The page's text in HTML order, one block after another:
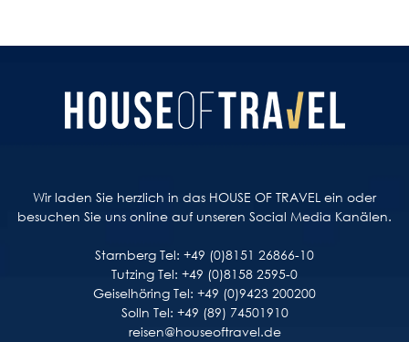
Wir laden Sie herzlich in das HOUSE OF TRAVEL ein oder
besuchen Sie uns online auf unseren Social Media Kanälen.
Starnberg Tel: +49 (0)8151 26866-10
Tutzing Tel: +49 (0)8158 2595-0
Geiselhöring Tel: +49 (0)9423 200200
Solln Tel: +49 (89) 74501910
reisen@houseoftravel.de